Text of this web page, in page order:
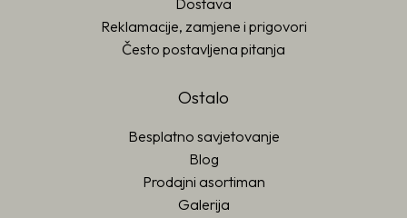
Reklamacije, zamjene i prigovori
Često postavljena pitanja
Ostalo
Besplatno savjetovanje
Blog
Prodajni asortiman
Galerija